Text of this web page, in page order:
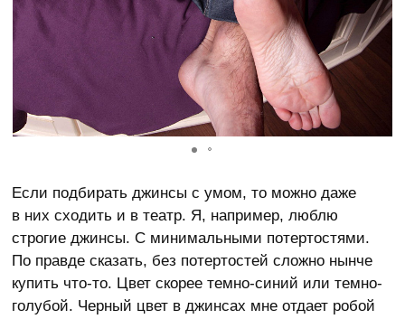
Если подбирать джинсы с умом, то можно даже
в них сходить и в театр. Я, например, люблю
строгие джинсы. С минимальными потертостями.
По правде сказать, без потертостей сложно нынче
купить что-то. Цвет скорее темно-синий или темно-
голубой. Черный цвет в джинсах мне отдает робой